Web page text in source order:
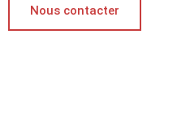
Nous contacter